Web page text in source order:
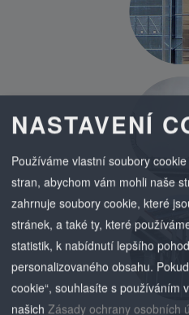
NASTAVENÍ
Používáme vlastní soubory
stran, abychom vám mohli naše
zahrnuje soubory cookie, které
stránek, a také ty, které
statistik, k nabídnutí lepšího
personalizovaného obsahu.
cookie“, souhlasíte s používáním
našich Zásady ochrany osobních